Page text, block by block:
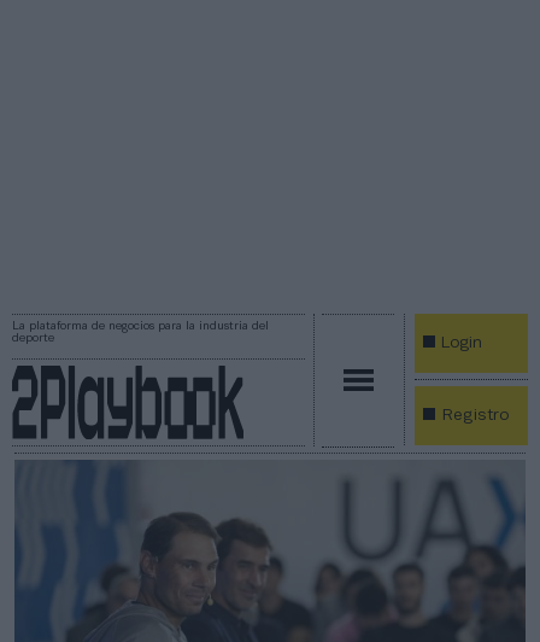
La plataforma de negocios para la industria del
deporte
Login
Registro